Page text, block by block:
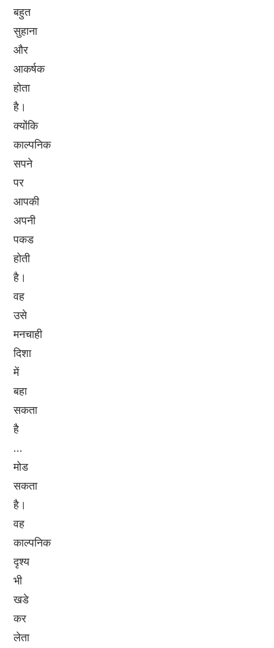
बहुत
सुहाना
और
आकर्षक
होता
है।
क्योंकि
काल्पनिक
सपने
पर
आपकी
अपनी
पकड
होती
है।
वह
उसे
मनचाही
दिशा
में
बहा
सकता
है
...
मोड
सकता
है।
वह
काल्पनिक
दृश्य
भी
खडे
कर
लेता